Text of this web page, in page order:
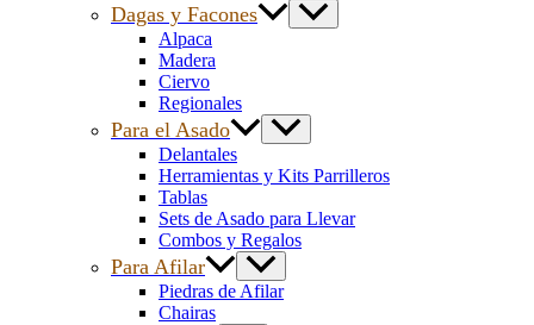
Dagas y Facones
Alpaca
Madera
Ciervo
Regionales
Para el Asado
Delantales
Herramientas y Kits Parrilleros
Tablas
Sets de Asado para Llevar
Combos y Regalos
Para Afilar
Piedras de Afilar
Chairas